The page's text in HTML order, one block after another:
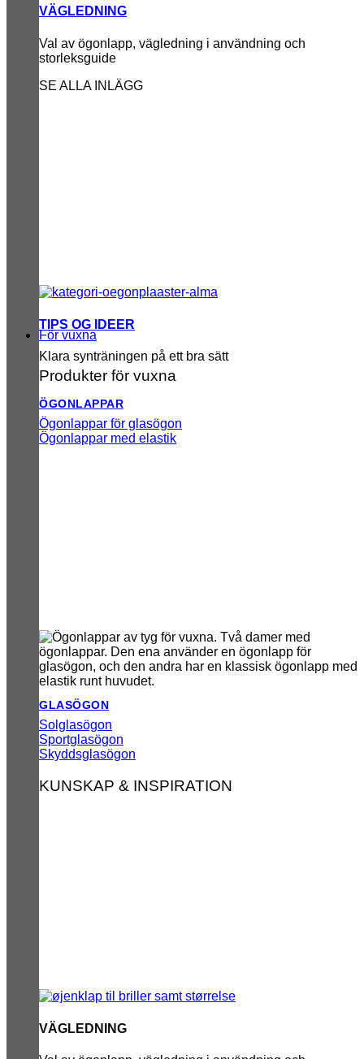
VÄGLEDNING
Val av ögonlapp, vägledning i användning och
storleksguide
SE ALLA INLÄGG
TIPS OG IDEER
Klara synträningen på ett bra sätt
För vuxna
Produkter för vuxna
ÖGONLAPPAR
Ögonlappar för glasögon
Ögonlappar med elastik
GLASÖGON
Solglasögon
Sportglasögon
Skyddsglasögon
KUNSKAP & INSPIRATION
VÄGLEDNING